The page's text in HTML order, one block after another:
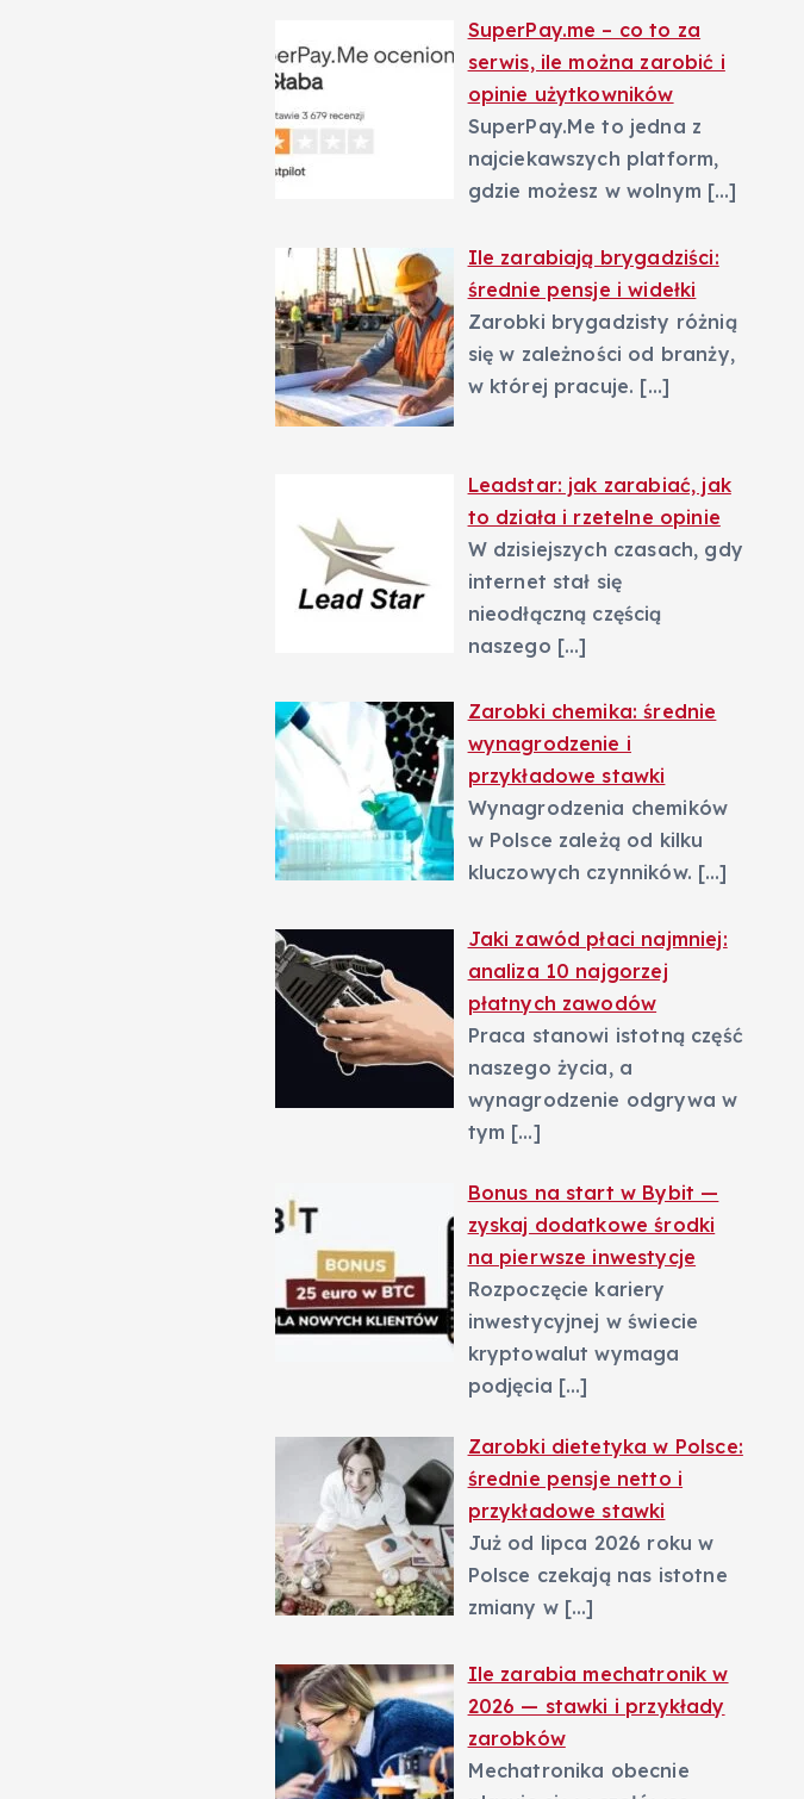
SuperPay.me – co to za
serwis, ile można zarobić i
opinie użytkowników
SuperPay.Me to jedna z
najciekawszych platform,
gdzie możesz w wolnym […]
Ile zarabiają brygadziści:
średnie pensje i widełki
Zarobki brygadzisty różnią
się w zależności od branży,
w której pracuje. […]
Leadstar: jak zarabiać, jak
to działa i rzetelne opinie
W dzisiejszych czasach, gdy
internet stał się
nieodłączną częścią
naszego […]
Zarobki chemika: średnie
wynagrodzenie i
przykładowe stawki
Wynagrodzenia chemików
w Polsce zależą od kilku
kluczowych czynników. […]
Jaki zawód płaci najmniej:
analiza 10 najgorzej
płatnych zawodów
Praca stanowi istotną część
naszego życia, a
wynagrodzenie odgrywa w
tym […]
Bonus na start w Bybit —
zyskaj dodatkowe środki
na pierwsze inwestycje
Rozpoczęcie kariery
inwestycyjnej w świecie
kryptowalut wymaga
podjęcia […]
Zarobki dietetyka w Polsce:
średnie pensje netto i
przykładowe stawki
Już od lipca 2026 roku w
Polsce czekają nas istotne
zmiany w […]
Ile zarabia mechatronik w
2026 — stawki i przykłady
zarobków
Mechatronika obecnie